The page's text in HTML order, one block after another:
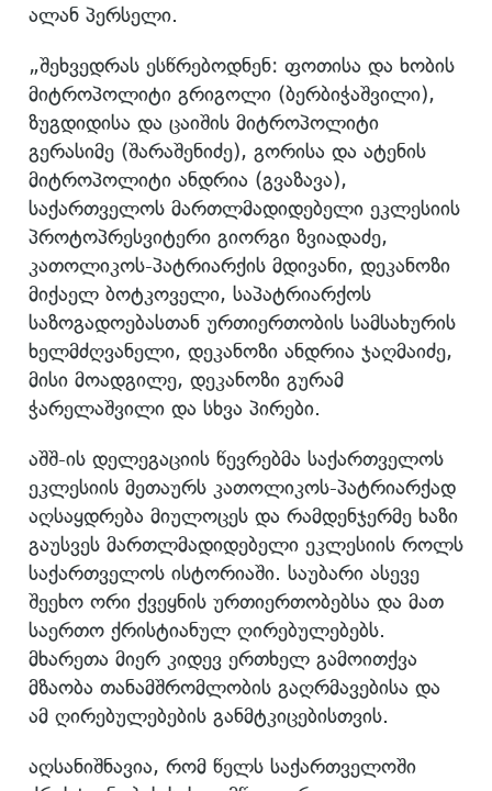
ალან პერსელი.
„შეხვედრას ესწრებოდნენ: ფოთისა და ხობის
მიტროპოლიტი გრიგოლი (ბერბიჭაშვილი),
ზუგდიდისა და ცაიშის მიტროპოლიტი
გერასიმე (შარაშენიძე), გორისა და ატენის
მიტროპოლიტი ანდრია (გვაზავა),
საქართველოს მართლმადიდებელი ეკლესიის
პროტოპრესვიტერი გიორგი ზვიადაძე,
კათოლიკოს-პატრიარქის მდივანი, დეკანოზი
მიქაელ ბოტკოველი, საპატრიარქოს
საზოგადოებასთან ურთიერთობის სამსახურის
ხელმძღვანელი, დეკანოზი ანდრია ჯაღმაიძე,
მისი მოადგილე, დეკანოზი გურამ
ჭარელაშვილი და სხვა პირები.
აშშ-ის დელეგაციის წევრებმა საქართველოს
ეკლესიის მეთაურს კათოლიკოს-პატრიარქად
აღსაყდრება მიულოცეს და რამდენჯერმე ხაზი
გაუსვეს მართლმადიდებელი ეკლესიის როლს
საქართველოს ისტორიაში. საუბარი ასევე
შეეხო ორი ქვეყნის ურთიერთობებსა და მათ
საერთო ქრისტიანულ ღირებულებებს.
მხარეთა მიერ კიდევ ერთხელ გამოითქვა
მზაობა თანამშრომლობის გაღრმავებისა და
ამ ღირებულებების განმტკიცებისთვის.
აღსანიშნავია, რომ წელს საქართველოში